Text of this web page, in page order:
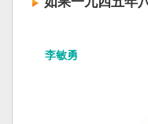
李敏勇